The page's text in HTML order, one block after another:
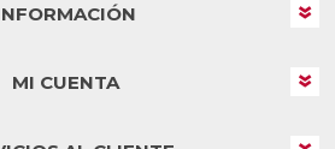
MI CUENTA